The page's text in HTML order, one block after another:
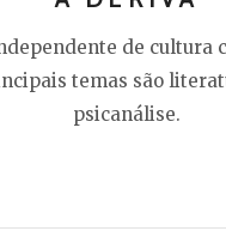
de cultura
temas são
psicanálise.